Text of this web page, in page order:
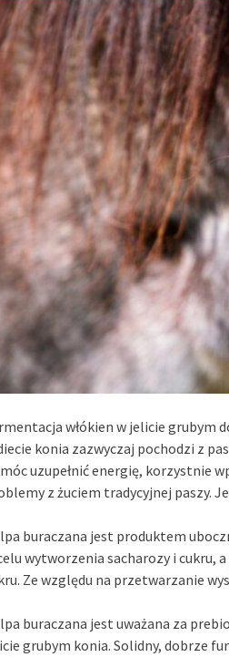
włókien w jelicie grubym
konia zazwyczaj pochodzi z
uzupełnić energię, korzystnie
z żuciem tradycyjnej paszy.
buraczana jest produktem
wytworzenia sacharozy i cukru,
Ze względu na przetwarzanie
buraczana jest uważana za
grubym konia. Solidny, dobrze